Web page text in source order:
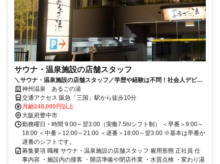
サウナ・温泉施設の店舗スタッフ
＼サウナ・温泉施設の店舗スタッフ／学歴や経験は不問！社会人デビュ
ーも応援！待遇面も充実！
神州温泉 あるごの湯
交通アクセス 阪急「三国」駅から徒歩10分
月給248,000円以上
大阪府豊中市
勤務曜日・時間 9:00～翌3:00（実働7.5h/シフト制） ＜早番＞9:00～
18:00 ＜中番＞12:00～21:00 ＜遅番＞18:00～翌3:00 ※基本は早番か
遅番のシフトです。
募集要項 職種 サウナ・温泉施設の店舗スタッフ 雇用形態 正社員 仕
事内容 ・施設内の接客 ・開店準備や閉店作業 ・水質点検 ・変わり湯